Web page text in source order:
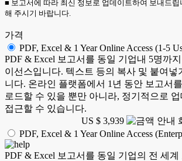
■ 보고서에 따라 최신 정보로 업데이트하여 보내드립
해 주시기 바랍니다.
가격
PDF, Excel & 1 Year Online Access (1-5
PDF & Excel 보고서를 동일 기업내 5명까
이선스입니다. 텍스트 등의 복사 및 붙여넣
니다. 온라인 플랫폼에서 1년 동안 보고서
로드할 수 있을 뿐만 아니라, 정기적으로
접근할 수 있습니다.
US $ 3,939
PDF, Excel & 1 Year Online Access
PDF & Excel 보고서를 동일 기업의 전 세